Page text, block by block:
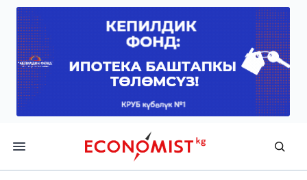
Economist.kg